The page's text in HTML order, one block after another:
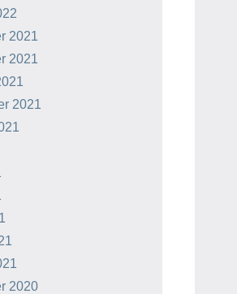
2021
2021
2021
2020